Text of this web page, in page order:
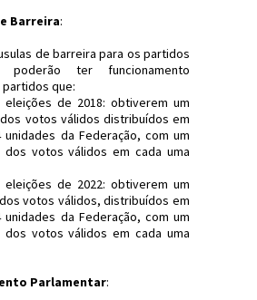
Barreira:
de barreira para os partidos
poderão ter funcionamento
que:
de 2018: obtiverem um
votos válidos distribuídos em
da Federação, com um
votos válidos em cada uma
de 2022: obtiverem um
votos válidos, distribuídos em
da Federação, com um
votos válidos em cada uma
Parlamentar: